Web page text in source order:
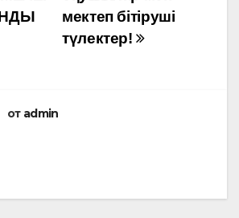
мектеп бітіруші
түлектер!
от admin